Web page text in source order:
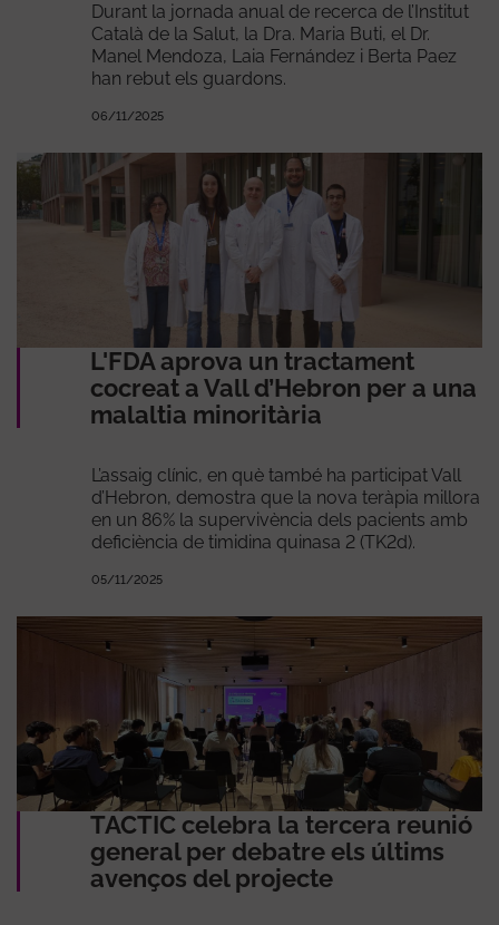
Durant la jornada anual de recerca de l’Institut
Català de la Salut, la Dra. Maria Buti, el Dr.
Manel Mendoza, Laia Fernández i Berta Paez
han rebut els guardons.
06/11/2025
L'FDA aprova un tractament
cocreat a Vall d’Hebron per a una
malaltia minoritària
L’assaig clínic, en què també ha participat Vall
d’Hebron, demostra que la nova teràpia millora
en un 86% la supervivència dels pacients amb
deficiència de timidina quinasa 2 (TK2d).
05/11/2025
TACTIC celebra la tercera reunió
general per debatre els últims
avenços del projecte